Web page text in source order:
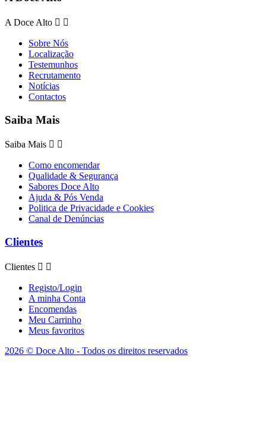
A Doce Alto  
Sobre Nós
Localização
Testemunhos
Recrutamento
Notícias
Contactos
Saiba Mais
Saiba Mais  
Como encomendar
Qualidade & Segurança
Sabores Doce Alto
Ajuda & Pós Venda
Politica de Privacidade e Cookies
Canal de Denúncias
Clientes
Clientes  
Registo/Login
A minha Conta
Encomendas
Meu Carrinho
Meus favoritos
2026 © Doce Alto - Todos os direitos reservados